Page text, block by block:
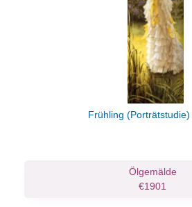
Frühling (Porträtstudie)
Ölgemälde
€1901